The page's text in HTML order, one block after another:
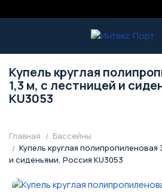
Купель круглая
1,3 м, с лестницей и
KU3053
Главная
Бассейны
Купель круглая полипропиленовая
и сиденьями, Россия KU3053